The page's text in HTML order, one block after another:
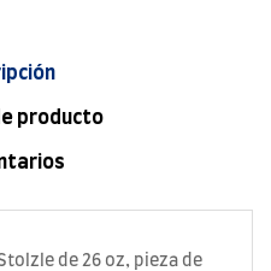
producto
de 26 oz, pieza de